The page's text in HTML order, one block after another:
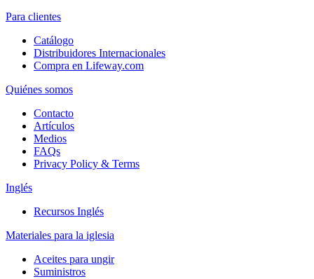
Para clientes
Catálogo
Distribuidores Internacionales
Compra en Lifeway.com
Quiénes somos
Contacto
Artículos
Medios
FAQs
Privacy Policy & Terms
Inglés
Recursos Inglés
Materiales para la iglesia
Aceites para ungir
Suministros